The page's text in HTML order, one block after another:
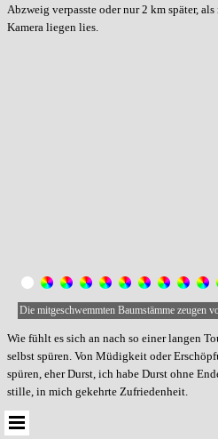
Abzweig verpasste oder nur 2 km später,
Kamera liegen lies.
Die mitgeschwemmten Baumstämme zeugen
Wie fühlt es sich an nach so einer langen
selbst spüren. Von Müdigkeit oder
spüren, eher Durst, ich habe Durst ohne
stille, in mich gekehrte Zufriedenheit.
Menü überspringen